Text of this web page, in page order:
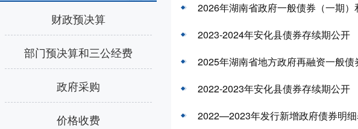
财政预决算
部门预决算和三公经费
政府采购
价格收费
2026年湖南省政府一般债券（一期
2023-2024年安化县债券存续期公开
2025年湖南省地方政府再融资一般
2022-2023年安化县债券存续期公开
2022—2023年发行新增政府债券明